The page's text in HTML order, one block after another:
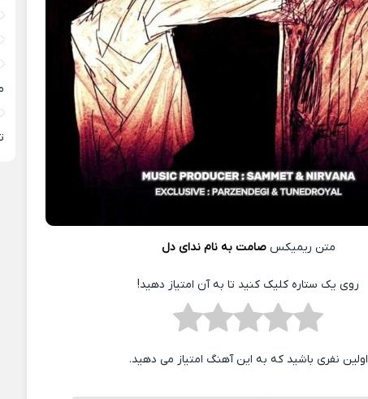
متن ریمیکسصامت به نام ندای دل
روی یک ستاره کلیک کنید تا به آن امتیاز دهید!
اولین نفری باشید که به این آهنگ امتیاز می دهید.